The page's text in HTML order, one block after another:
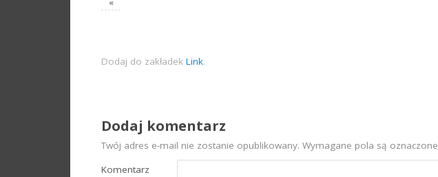
Dodaj do zakładek Link.
Dodaj komentarz
Twój adres e-mail nie zostanie opublikowany. Wymagane pola są oznaczone
Komentarz